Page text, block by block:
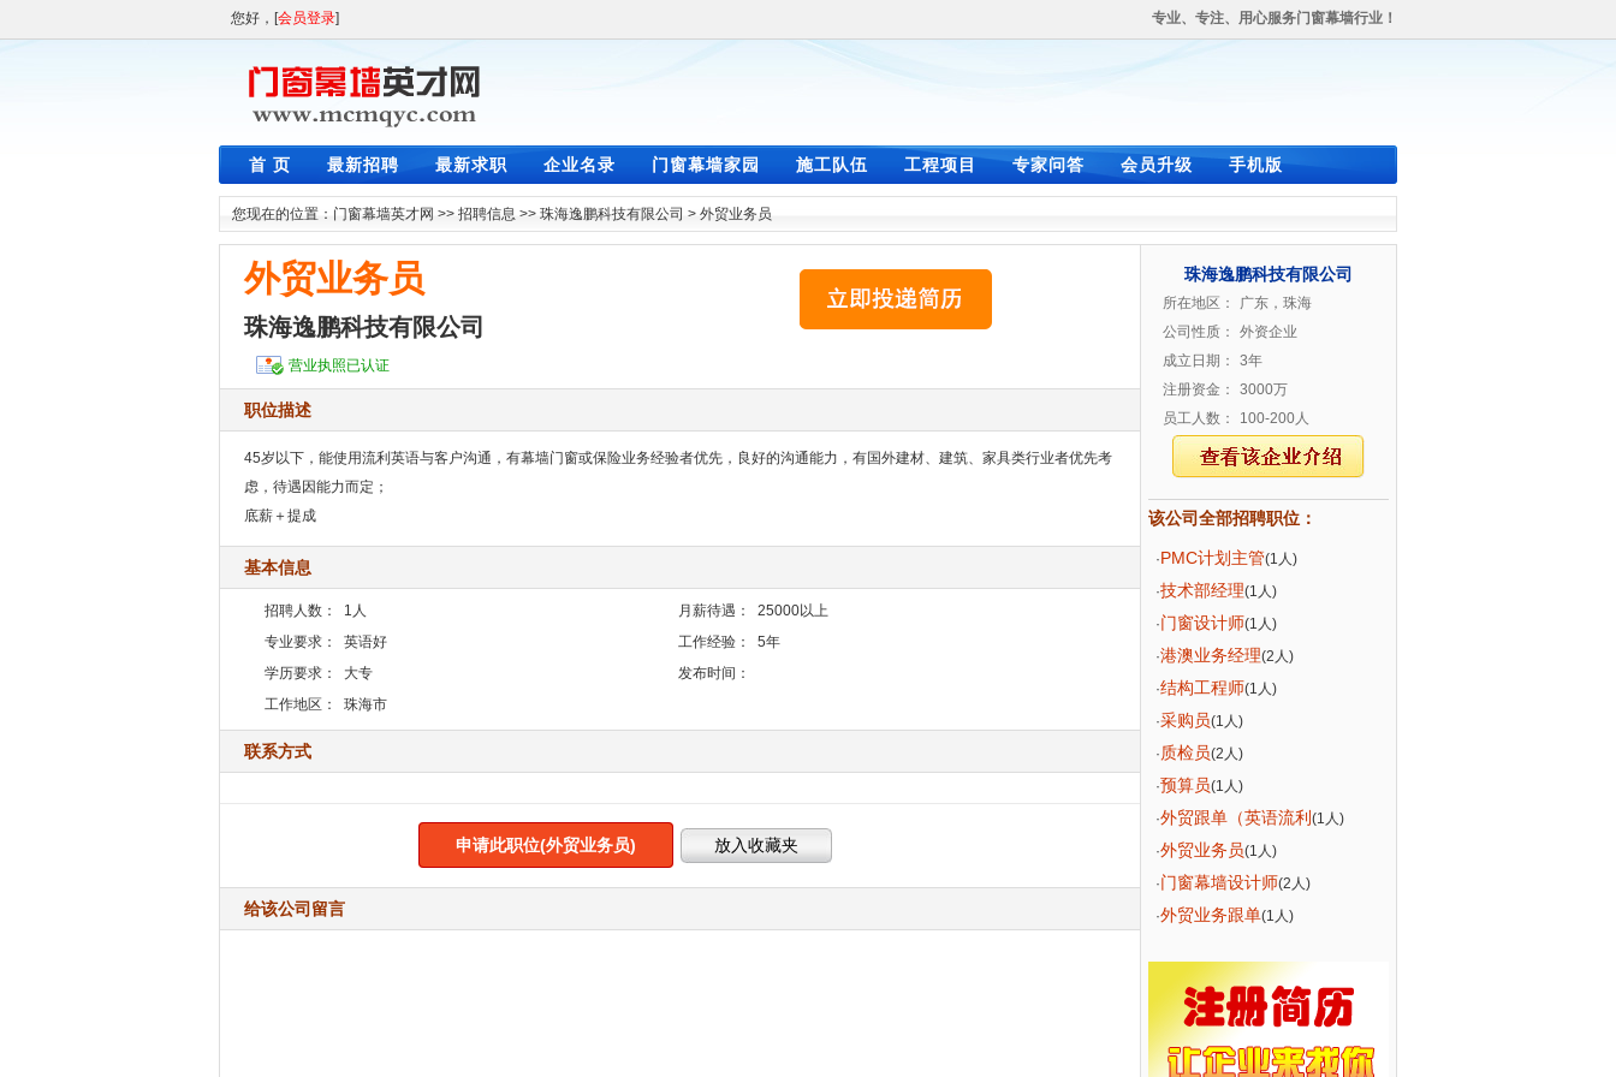
您好，[会员登录] 专业、专注、用心服务门窗幕墙行业！
首 页 最新招聘 最新求职 企业名录 门窗幕墙家园 施工队伍 工程项目 专家问答 会员升级 手机版
您现在的位置： 门窗幕墙英才网 >> 招聘信息 >> 珠海逸鹏科技有限公司 > 外贸业务员
外贸业务员
珠海逸鹏科技有限公司
营业执照已认证
职位描述
45岁以下，能使用流利英语与客户沟通，有幕墙门窗或保险业务经验者优先，良好的沟通能力，有国外建材、建筑、家具类行业者优先考
虑，待遇因能力而定；
底薪＋提成
基本信息
招聘人数： 1人 月薪待遇：
25000以上
专业要求：
英语好 工作经验：
5年
学历要求：
大专
发布时间：
工作地区：
珠海市
联系方式
申请此职位(外贸业务员)
给该公司留言
珠海逸鹏科技有限公司
所在地区：
广东，珠海
公司性质：
外资企业
成立日期：
3年
注册资金：
3000万
员工人数：
100-200人
该公司全部招聘职位：
·PMC计划主管(1人)
·技术部经理(1人)
·门窗设计师(1人)
·港澳业务经理(2人)
·结构工程师(1人)
·采购员(1人)
· 质检员(2人)
·预算员(1人)
·外贸跟单（英语流利 (1人)
·外贸业务员(1人)
·门窗幕墙设计师(2人)
·外贸业务跟单(1人)